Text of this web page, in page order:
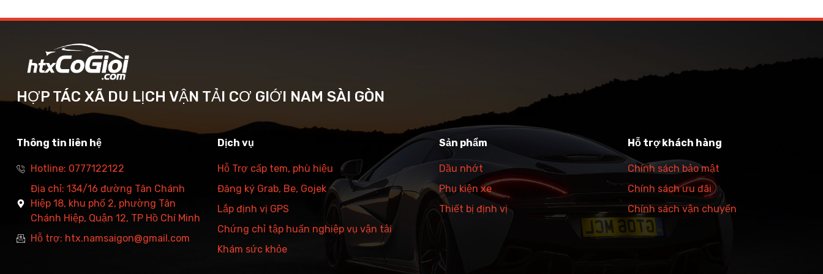
HỢP TÁC XÃ DU LỊCH VẬN TẢI CƠ GIỚI NAM SÀI GÒN
Thông tin liên hệ
Hotline: 0777122122
Địa chỉ: 134/16 đường Tân Chánh
Hiệp 18, khu phố 2, phường Tân
Chánh Hiệp, Quận 12, TP Hồ Chí Minh
Hỗ trợ: htx.namsaigon@gmail.com
Dịch vụ
Hỗ Trợ cấp tem, phù hiệu
Đăng ký Grab, Be, Gojek
Lắp định vị GPS
Chứng chỉ tập huấn nghiệp vụ vận tải
Khám sức khỏe
Sản phẩm
Dầu nhớt
Phụ kiện xe
Thiết bị định vị
Hỗ trợ khách hàng
Chính sách bảo mật
Chính sách ưu đãi
Chính sách vận chuyển